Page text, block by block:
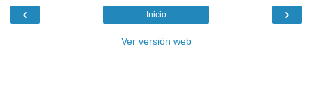
‹ ›
Inicio
Ver versión web